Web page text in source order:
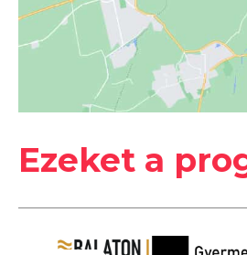
2026 Balaton-part
Ezeket a